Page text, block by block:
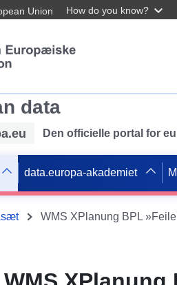
Union How do you know?
data
Den officielle portal for
data.europa-akademiet
WMS XPlanung BPL